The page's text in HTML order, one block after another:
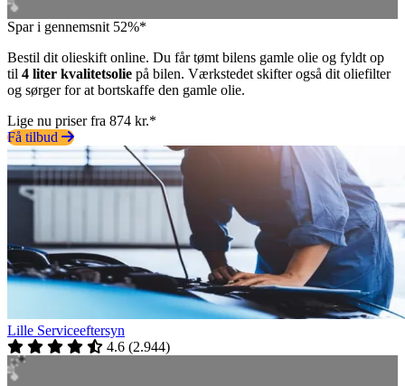
Spar i gennemsnit 52%*
Bestil dit olieskift online. Du får tømt bilens gamle olie og fyldt op
til 4 liter kvalitetsolie på bilen. Værkstedet skifter også dit oliefilter
og sørger for at bortskaffe den gamle olie.
Lige nu priser fra 874 kr.*
Få tilbud
Lille Serviceeftersyn
4.6 (2.944)